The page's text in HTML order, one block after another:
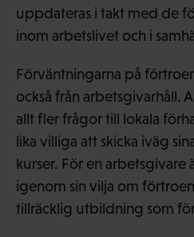
uppdateras i takt med de
inom arbetslivet och i
Förväntningarna på
också från arbetsgivarhåll.
allt fler frågor till lokala
lika villiga att skicka iväg
kurser. För en arbetsgivare
igenom sin vilja om
tillräcklig utbildning som